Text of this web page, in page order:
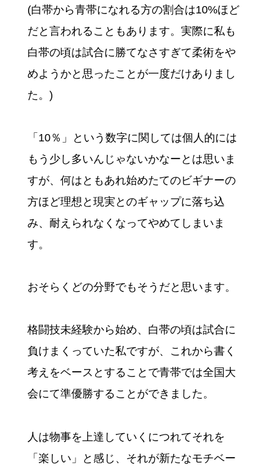
(白帯から青帯になれる方の割合は10%ほど
だと言われることもあります。実際に私も
白帯の頃は試合に勝てなさすぎて柔術をや
めようかと思ったことが一度だけありまし
た。)
「10％」という数字に関しては個人的には
もう少し多いんじゃないかなーとは思いま
すが、何はともあれ始めたてのビギナーの
方ほど理想と現実とのギャップに落ち込
み、耐えられなくなってやめてしまいま
す。
おそらくどの分野でもそうだと思います。
格闘技未経験から始め、白帯の頃は試合に
負けまくっていた私ですが、これから書く
考えをベースとすることで青帯では全国大
会にて準優勝することができました。
人は物事を上達していくにつれてそれを
「楽しい」と感じ、それが新たなモチベー